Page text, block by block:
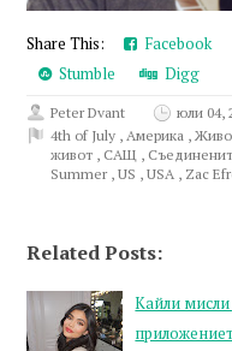
Share This: Facebook
Stumble
Digg
Peter Dvant
юли 04,
4th of July ,Америка ,
живот , САЩ ,
Summer ,US ,USA , Zac
Related Posts:
Кайли